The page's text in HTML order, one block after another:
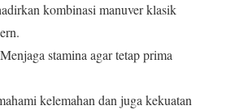
kombinasi manuver klasik
stamina agar tetap prima
kelemahan dan juga kekuatan